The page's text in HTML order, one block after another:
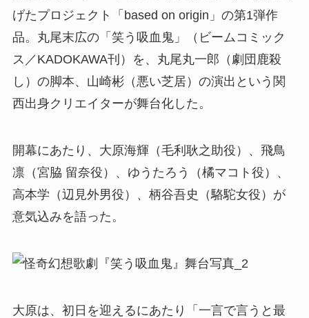
げたプロジェクト「based on origin」の第1弾作
品。丸尾末広の「笑う吸血鬼」（ビームコミック
ス／KADOKAWA刊）を、丸尾丸一郎（劇団鹿殺
し）の脚本、山崎彬（悪い芝居）の演出という関
西出身クリエイターが舞台化した。
開幕にあたり、大原海輝（毛利耿之助役）、飛鳥
凛（宮脇 留奈役）、ゆうたろう（橘マコト役）、
高本学（辺見外男役）、柄谷吾史（駱駝女役）が
意気込みを語った。
大原は、初日を迎えるにあたり「一言で言うと最